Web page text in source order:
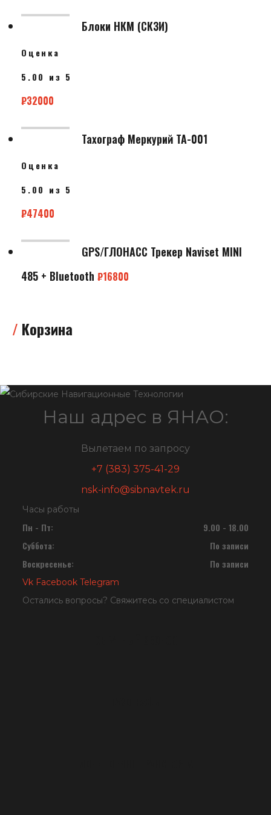
Блоки НКМ (СКЗИ)
Оценка
5.00 из 5
₽32000
Тахограф Меркурий ТА-001
Оценка
5.00 из 5
₽47400
GPS/ГЛОНАСС Трекер Naviset MINI
485 + Bluetooth ₽16800
Корзина
Наш адрес в ЯНАО:
Вылетаем по запросу
+7 (383) 375-41-29
nsk-info@sibnavtek.ru
Часы работы
Пн - Пт:
9.00 - 18.00
Суббота:
По записи
Воскресенье:
По записи
Vk Facebook Telegram
Остались вопросы? Свяжитесь со специалистом